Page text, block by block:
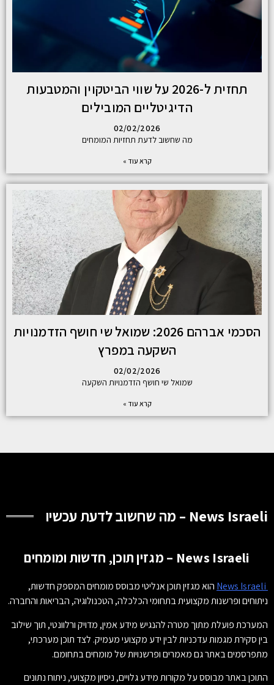
תחזית ל-2026 על שווי הביטקוין והמטבעות
הדיגיטליים המובילים
02/02/2026
מה שחשוב לדעת תחזיות המומחים
קרא עוד »
הסכמי אברהם 2026: שמואל שי חושף הזדמנויות
השקעה במפרץ
02/02/2026
שמואל שי חושף הזדמנויות השקעה
קרא עוד »
News Israeli – מה שחשוב לדעת עכשיו
News Israeli – מגזין תוכן, חדשות ומומחים
הוא מגזין תוכן אנליטי מבוסס מומחים המספק חדשות,
ניתוחים ופרשנות מקצועית בתחומי הכלכלה, הטכנולוגיה, הבריאות והחברה.
המערכת פועלת מתוך מטרה להנגיש מידע אמין, מדויק ורלוונטי, תוך שילוב
בין סקירת מגמות עדכניות לבין ידע מקצועי מעמיק. לצד תוכן מערכתי,
מתפרסמים באתר גם מאמרים ופרשנויות של מומחים בתחומם.
התוכן באתר מבוסס על מקורות מידע גלויים, ניסיון מקצועי, ניתוח נתונים